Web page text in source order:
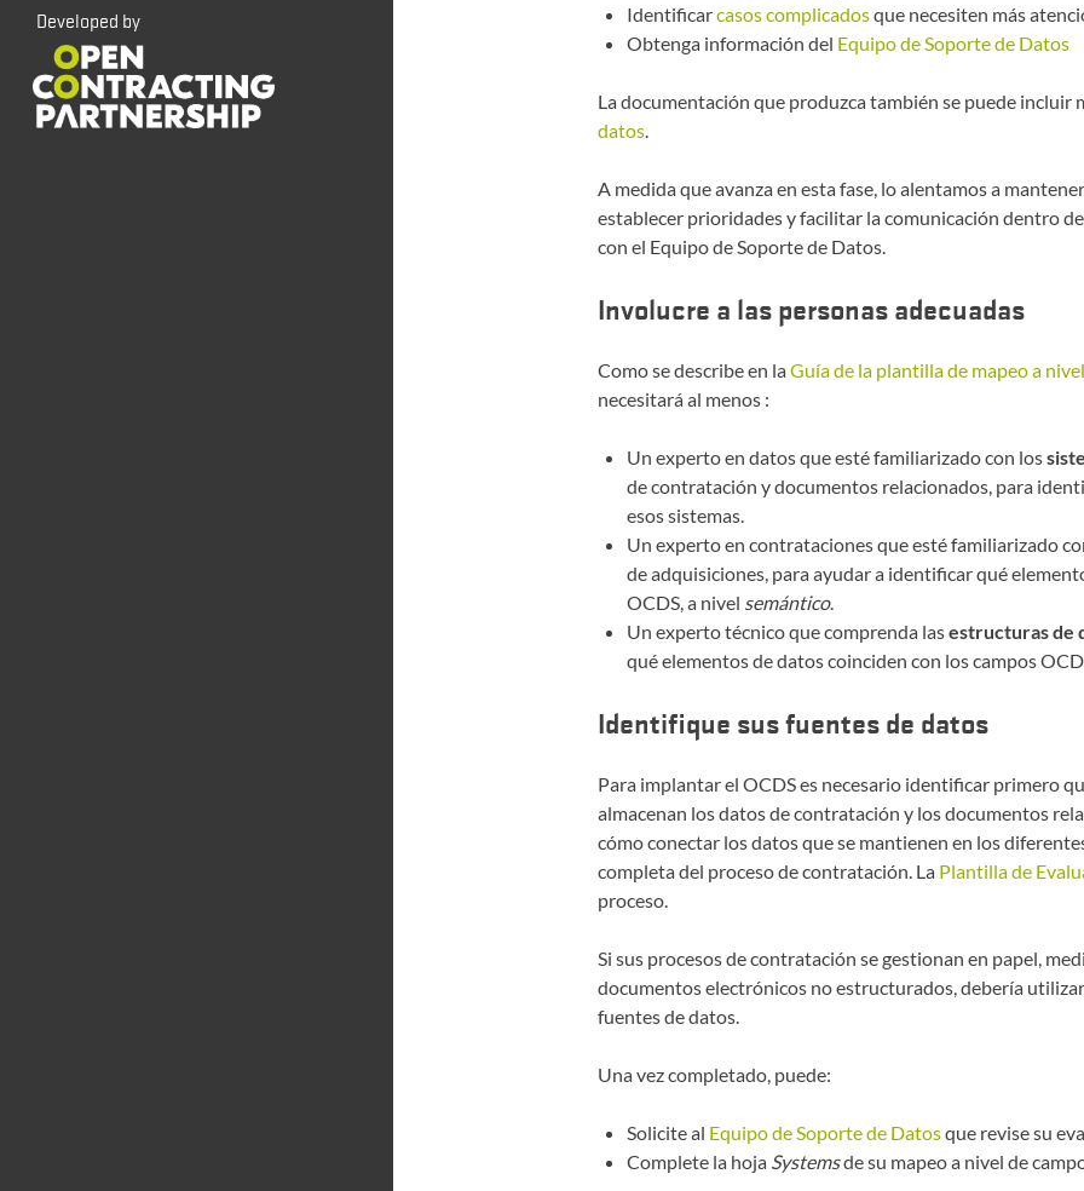
Developed by
Identificarcasos complicadosque necesiten más
Obtenga información del Equipo de Soporte de Datos
La documentación que produzca también se puede incluir
datos.
A medida que avanza en esta fase, lo alentamos a
establecer prioridades y facilitar la comunicación dentro
con el Equipo de Soporte de Datos.
Involucre a las personas adecuadas
Como se describe en laGuía de la plantilla de mapeo a
necesitará al menos :
Un experto en datos que esté familiarizado con los
de contratación y documentos relacionados, para
esos sistemas.
Un experto en contrataciones que esté familiarizado
de adquisiciones, para ayudar a identificar qué
OCDS, a nivel semántico.
Un experto técnico que comprenda lasestructuras de
qué elementos de datos coinciden con los campos
Identifique sus fuentes de datos
Para implantar el OCDS es necesario identificar primero
almacenan los datos de contratación y los documentos
cómo conectar los datos que se mantienen en los
completa del proceso de contratación. La Plantilla de
proceso.
Si sus procesos de contratación se gestionan en papel,
documentos electrónicos no estructurados, debería
fuentes de datos.
Una vez completado, puede:
Solicite al Equipo de Soporte de Datosque revise su
Complete la hoja Systemsde su mapeo a nivel de